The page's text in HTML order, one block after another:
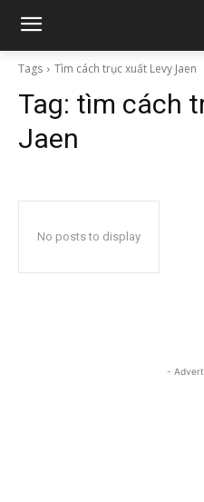
Tags Tìm cách trục xuất Levy Jaen
Tag: tìm cách
Jaen
No posts to display
-